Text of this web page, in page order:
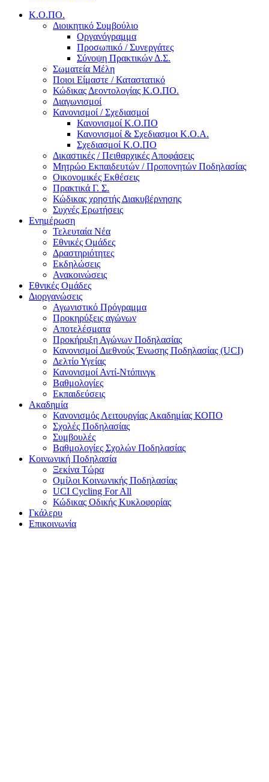
Κ.Ο.ΠΟ.
Διοικητικό Συμβούλιο
Οργανόγραμμα
Προσωπικό / Συνεργάτες
Σύνοψη Πρακτικών Δ.Σ.
Σωματεία Μέλη
Ποιοι Είμαστε / Καταστατικό
Κώδικας Δεοντολογίας Κ.Ο.ΠΟ.
Διαγωνισμοί
Κανονισμοί / Σχεδιασμοί
Κανονισμοί Κ.Ο.ΠΟ
Κανονισμοί & Σχεδιασμοι Κ.Ο.Α.
Σχεδιασμοί Κ.Ο.ΠΟ
Δικαστικές / Πειθαρχικές Αποφάσεις
Μητρώο Εκπαιδευτών / Προπονητών Ποδηλασίας
Οικονομικές Εκθέσεις
Πρακτικά Γ. Σ.
Κώδικας χρηστής Διακυβέρνησης
Συχνές Ερωτήσεις
Ενημέρωση
Τελευταία Νέα
Εθνικές Ομάδες
Δραστηριότητες
Εκδηλώσεις
Ανακοινώσεις
Εθνικές Ομάδες
Διοργανώσεις
Αγωνιστικό Πρόγραμμα
Προκηρύξεις αγώνων
Αποτελέσματα
Προκήρυξη Αγώνων Ποδηλασίας
Κανονισμοί Διεθνούς Ένωσης Ποδηλασίας (UCI)
Δελτίο Υγείας
Κανονισμοί Αντί-Ντόπινγκ
Βαθμολογίες
Εκπαιδεύσεις
Ακαδημία
Κανονισμός Λειτουργίας Ακαδημίας ΚΟΠΟ
Σχολές Ποδηλασίας
Συμβουλές
Βαθμολογίες Σχολών Ποδηλασίας
Κοινωνική Ποδηλασία
Ξεκίνα Τώρα
Ομίλοι Κοινωνικής Ποδηλασίας
UCI Cycling For All
Κώδικας Οδικής Κυκλοφορίας
Γκάλερυ
Επικοινωνία